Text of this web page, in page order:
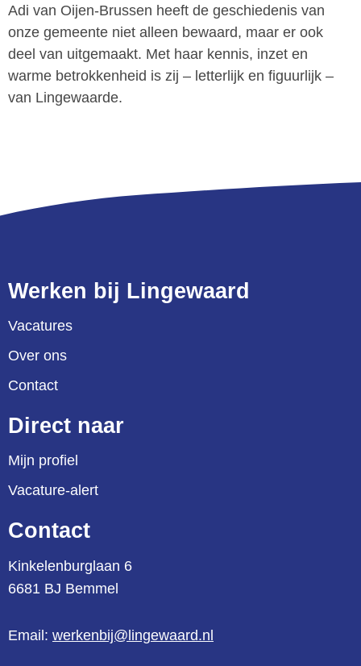
Adi van Oijen-Brussen heeft de geschiedenis van
onze gemeente niet alleen bewaard, maar er ook
deel van uitgemaakt. Met haar kennis, inzet en
warme betrokkenheid is zij – letterlijk en figuurlijk –
van Lingewaarde.
Werken bij Lingewaard
Vacatures
Over ons
Contact
Direct naar
Mijn profiel
Vacature-alert
Contact
Kinkelenburglaan 6
6681 BJ Bemmel
Email: werkenbij@lingewaard.nl